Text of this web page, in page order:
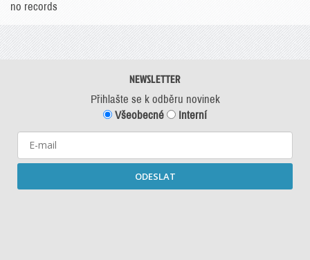
no records
NEWSLETTER
Přihlašte se k odběru novinek
Všeobecné
Interní
ODESLAT